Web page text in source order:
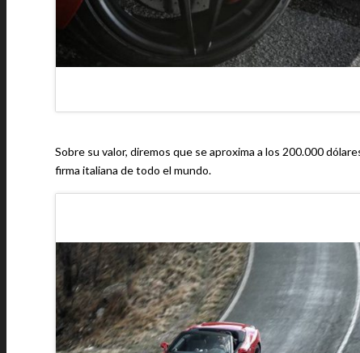
Sobre su valor, diremos que se aproxima a los 200.000
firma italiana de todo el mundo.